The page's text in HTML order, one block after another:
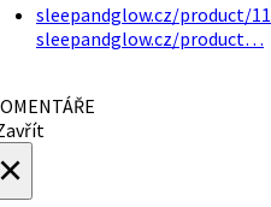
sleepandglow.cz/product/11
sleepandglow.cz/product…